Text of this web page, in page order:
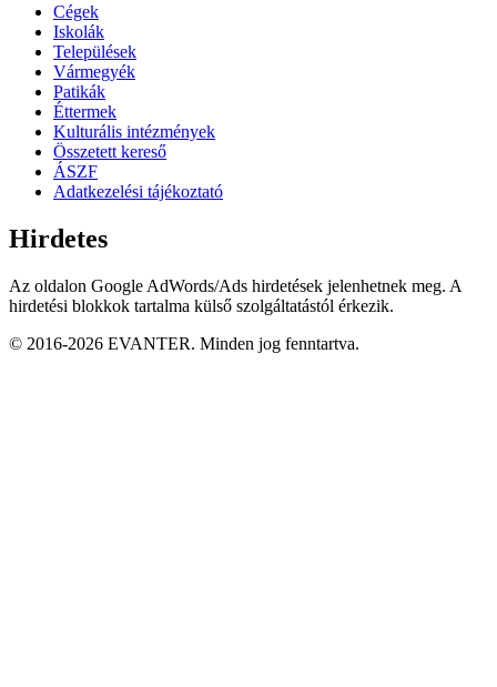
Cégek
Iskolák
Települések
Vármegyék
Patikák
Éttermek
Kulturális intézmények
Összetett kereső
ÁSZF
Adatkezelési tájékoztató
Hirdetes
Az oldalon Google AdWords/Ads hirdetések jelenhetnek meg. A
hirdetési blokkok tartalma külső szolgáltatástól érkezik.
© 2016-2026 EVANTER. Minden jog fenntartva.